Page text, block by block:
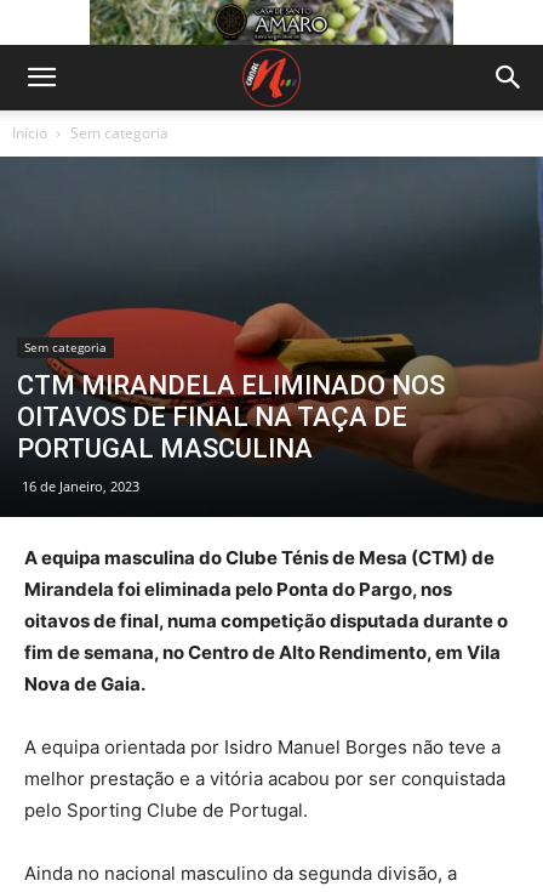
Início Sem categoria
Sem categoria
CTM MIRANDELA ELIMINADO NOS
OITAVOS DE FINAL NA TAÇA DE
PORTUGAL MASCULINA
16 de Janeiro, 2023
A equipa masculina do Clube Ténis de Mesa (CTM) de
Mirandela foi eliminada pelo Ponta do Pargo, nos
oitavos de final, numa competição disputada durante o
fim de semana, no Centro de Alto Rendimento, em Vila
Nova de Gaia.
A equipa orientada por Isidro Manuel Borges não teve a
melhor prestação e a vitória acabou por ser conquistada
pelo Sporting Clube de Portugal.
Ainda no nacional masculino da segunda divisão, a